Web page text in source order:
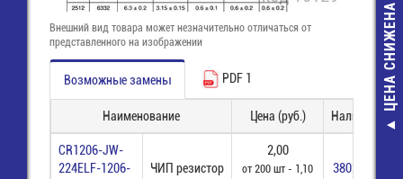
(коричневый)
ЦЕНА СНИЖЕНА
Внешний вид товара может незначительно отличаться от
представленного на изображении
Возможные замены PDF 1
Наименование Цена (руб.) Наличие
CR1206-JW-
224ELF-1206-
ЧИП резистор
2,00
от 200 шт - 1,10
3802 шт